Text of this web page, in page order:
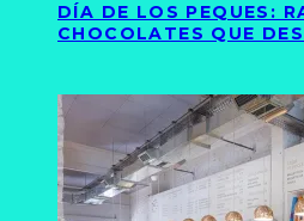
DÍA DE LOS PEQUES:
CHOCOLATES QUE